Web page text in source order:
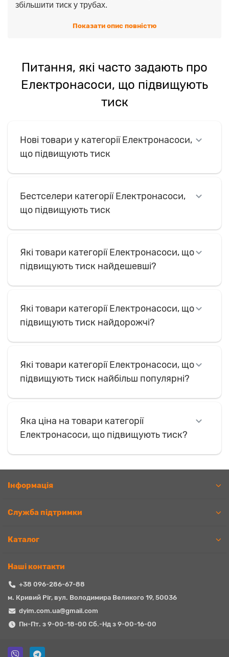
збільшити тиск у трубах.
будинків, котеджів, дач, де натиск від міських мереж
вибір насосів для підвищення тиску від провідних
Ми пропонуємо насоси різної продуктивності як для
квартир, так і потужні моделі для приватних
протягом 1-2 днів насос буде доставлений до будь-
якої точки Кривого Рогу.
слабкого напору води!
Показати опис повністю
Питання, які часто задають про
Електронасоси, що підвищують
тиск
Нові товари у категорії Електронасоси,
що підвищують тиск
Бестселери категорії Електронасоси,
що підвищують тиск
Які товари категорії Електронасоси, що
підвищують тиск найдешевші?
Які товари категорії Електронасоси, що
підвищують тиск найдорожчі?
Які товари категорії Електронасоси, що
підвищують тиск найбільш популярні?
Яка ціна на товари категорії
Електронасоси, що підвищують тиск?
Iнформація
Служба підтримки
Каталог
Наші контакти
+38 096-286-67-88
м. Кривий Ріг, вул. Володимира Великого 19, 50036
dyim.com.ua@gmail.com
Пн-Пт. з 9-00-18-00 Сб.-Нд з 9-00-16-00